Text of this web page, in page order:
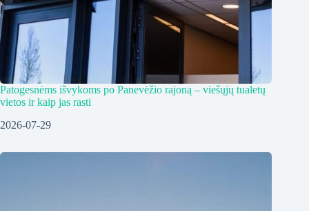
Patogesnėms išvykoms po Panevėžio rajoną – viešųjų tualetų
vietos ir kaip jas rasti
2026-07-29